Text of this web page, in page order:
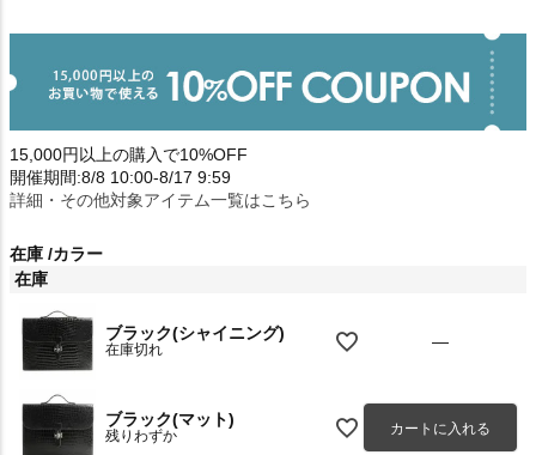
15,000円以上の購入で10%OFF
開催期間:8/8 10:00-8/17 9:59
詳細・その他対象アイテム一覧はこちら
在庫 カラー
在庫
ブラック(シャイニング)
在庫切れ —
ブラック(マット)
残りわずか カートに入れる